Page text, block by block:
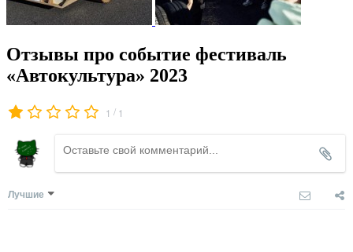
Отзывы про событие фестиваль
«Автокультура» 2023
1 / 1
Лучшие